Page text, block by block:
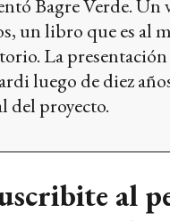
Bagre Verde.
un libro que es al
La
luego de diez
del proyecto.
al